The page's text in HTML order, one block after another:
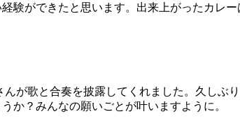
ができたと思います。出来上がったカレ
が歌と合奏を披露してくれました。久しぶ
か？みんなの願いごとが叶いますように。